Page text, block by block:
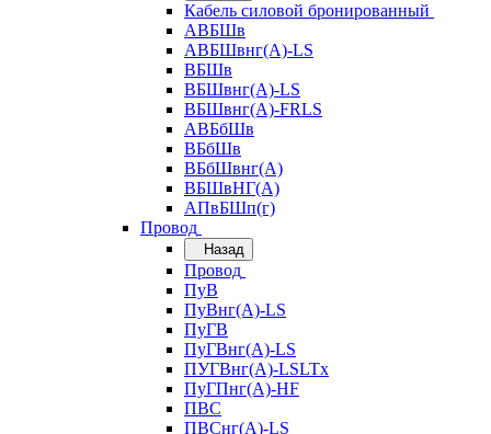
Кабель силовой бронированный
АВБШв
АВБШвнг(А)-LS
ВБШв
ВБШвнг(А)-LS
ВБШвнг(А)-FRLS
АВБбШв
ВБбШв
ВБбШвнг(А)
ВБШвНГ(А)
АПвБШп(г)
Провод
Назад
Провод
ПуВ
ПуВнг(А)-LS
ПуГВ
ПуГВнг(А)-LS
ПУГВнг(А)-LSLTx
ПуГПнг(А)-HF
ПВС
ПВСнг(А)-LS